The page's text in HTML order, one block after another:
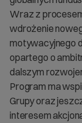
Wraz z
wdrożenie
motywacyjnego
opartego o
dalszym
Program ma
Grupy oraz
interesem